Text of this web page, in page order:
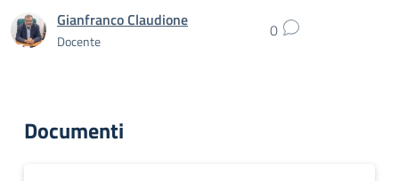
Gianfranco Claudione
Docente 0
Documenti